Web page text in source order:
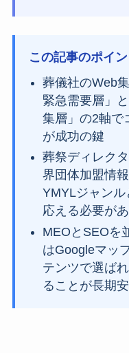
この記事のポイン
葬儀社のWeb
緊急需要層」
集層」の2軸で
が成功の鍵
葬祭ディレク
界団体加盟情
YMYLジャン
応える必要が
MEOとSEOを
はGoogleマッ
テンツで選ば
ることが長期